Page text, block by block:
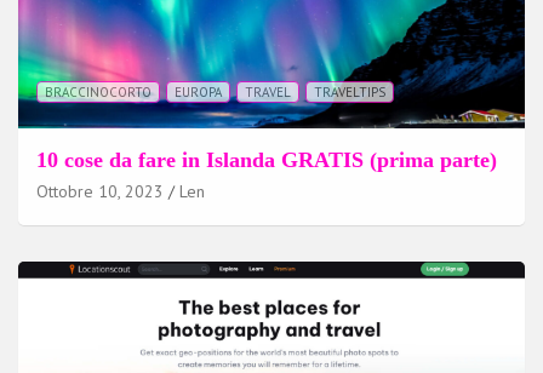
BRACCINOCORTO EUROPA TRAVEL TRAVELTIPS
10 cose da fare in Islanda GRATIS (prima parte)
Ottobre 10, 2023 Len